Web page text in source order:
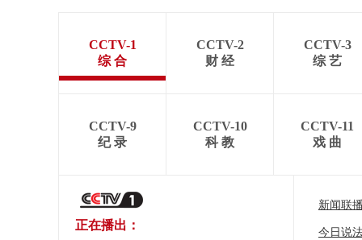
CCTV-1
综 合
CCTV-2
财 经
CCTV-3
综 艺
CCTV-9
纪 录
CCTV-10
科 教
CCTV-11
戏 曲
正在播出：
新闻联
今日说